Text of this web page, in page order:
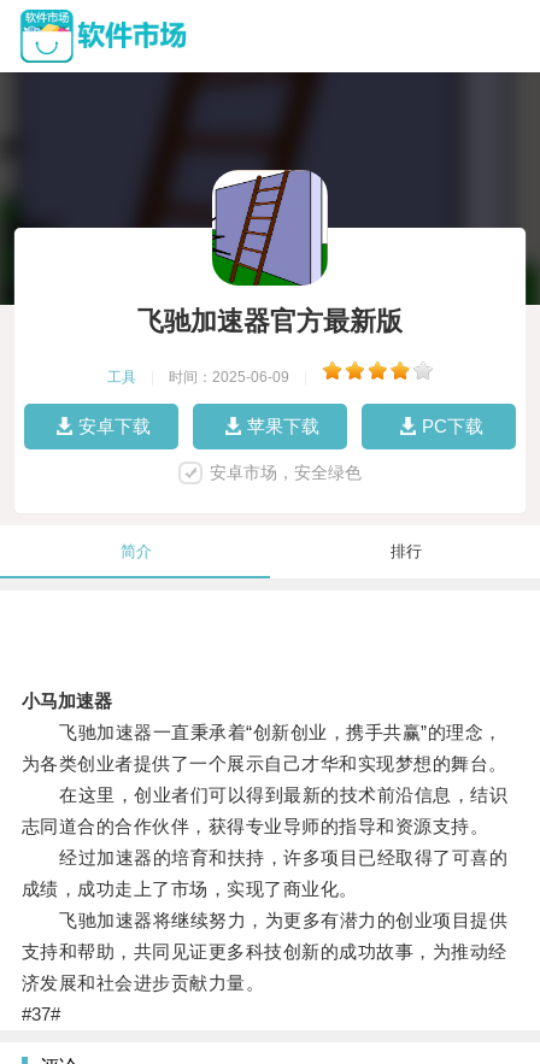
飞驰加速器官方最新版
工具 时间：2025-06-09
安卓下载 苹果下载 PC下载
安卓市场，安全绿色
简介 排行
小马加速器
飞驰加速器一直秉承着“创新创业，携手共赢”的理念，
为各类创业者提供了一个展示自己才华和实现梦想的舞台。
在这里，创业者们可以得到最新的技术前沿信息，结识
志同道合的合作伙伴，获得专业导师的指导和资源支持。
经过加速器的培育和扶持，许多项目已经取得了可喜的
成绩，成功走上了市场，实现了商业化。
飞驰加速器将继续努力，为更多有潜力的创业项目提供
支持和帮助，共同见证更多科技创新的成功故事，为推动经
济发展和社会进步贡献力量。
#37#